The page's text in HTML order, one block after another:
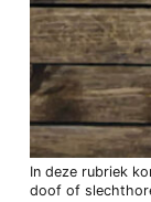
In deze rubriek
doof of